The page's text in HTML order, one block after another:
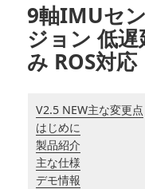
9軸IMUセ
ジョン 低
み ROS対応
V2.5 NEW主な変更点
はじめに
製品紹介
主な仕様
デモ情報